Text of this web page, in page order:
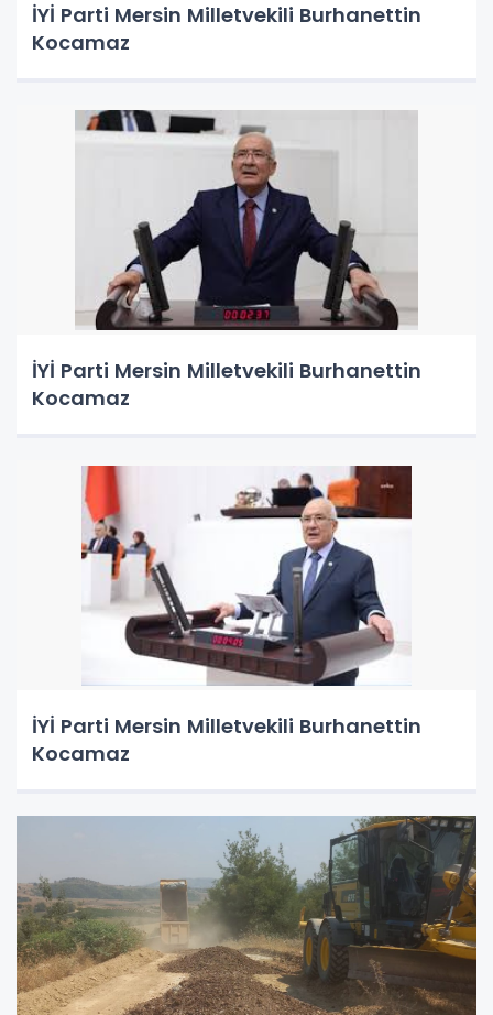
İYİ Parti Mersin Milletvekili Burhanettin
Kocamaz
İYİ Parti Mersin Milletvekili Burhanettin
Kocamaz
İYİ Parti Mersin Milletvekili Burhanettin
Kocamaz